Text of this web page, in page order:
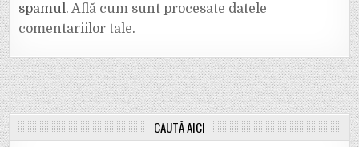
spamul. Află cum sunt procesate datele
comentariilor tale.
CAUTĂ AICI